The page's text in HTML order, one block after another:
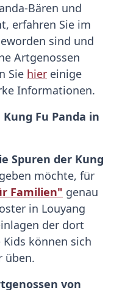
Bären und
erfahren Sie im
sind und
Artgenossen
Sie hier einige
Informationen.
Fu Panda in
Spuren der Kung
möchte, für
Familien" genau
in Louyang
der dort
können sich
üben.
von